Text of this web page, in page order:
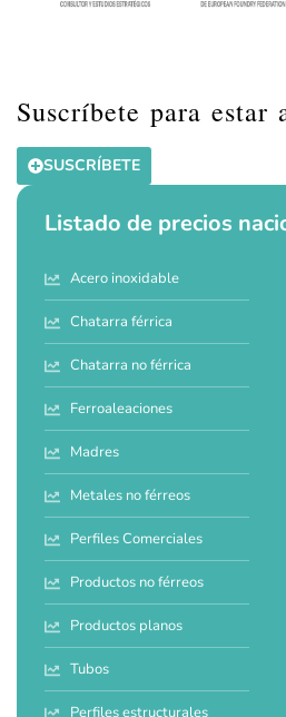
Suscríbete para estar
SUSCRÍBETE
Listado de precios
Acero inoxidable
Chatarra férrica
Chatarra no férrica
Ferroaleaciones
Madres
Metales no férreos
Perfiles Comerciales
Productos no férreos
Productos planos
Tubos
Perfiles estructurales